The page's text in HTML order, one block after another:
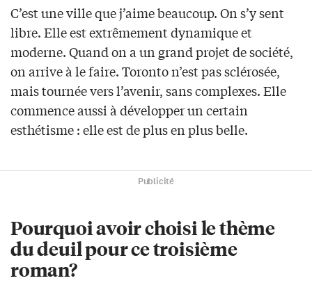
C’est une ville que j’aime beaucoup. On s’y sent
libre. Elle est extrêmement dynamique et
moderne. Quand on a un grand projet de société,
on arrive à le faire. Toronto n’est pas sclérosée,
mais tournée vers l’avenir, sans complexes. Elle
commence aussi à développer un certain
esthétisme : elle est de plus en plus belle.
Publicité
Pourquoi avoir choisi le thème
du deuil pour ce troisième
roman?